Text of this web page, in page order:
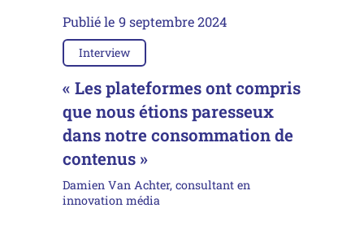
Publié le 9 septembre 2024
Interview
« Les plateformes ont compris
que nous étions paresseux
dans notre consommation de
contenus »
Damien Van Achter, consultant en
innovation média